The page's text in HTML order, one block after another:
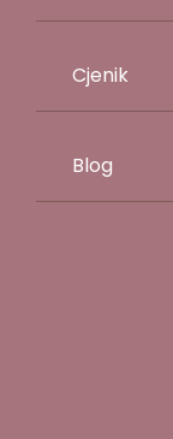
Cjenik
Blog